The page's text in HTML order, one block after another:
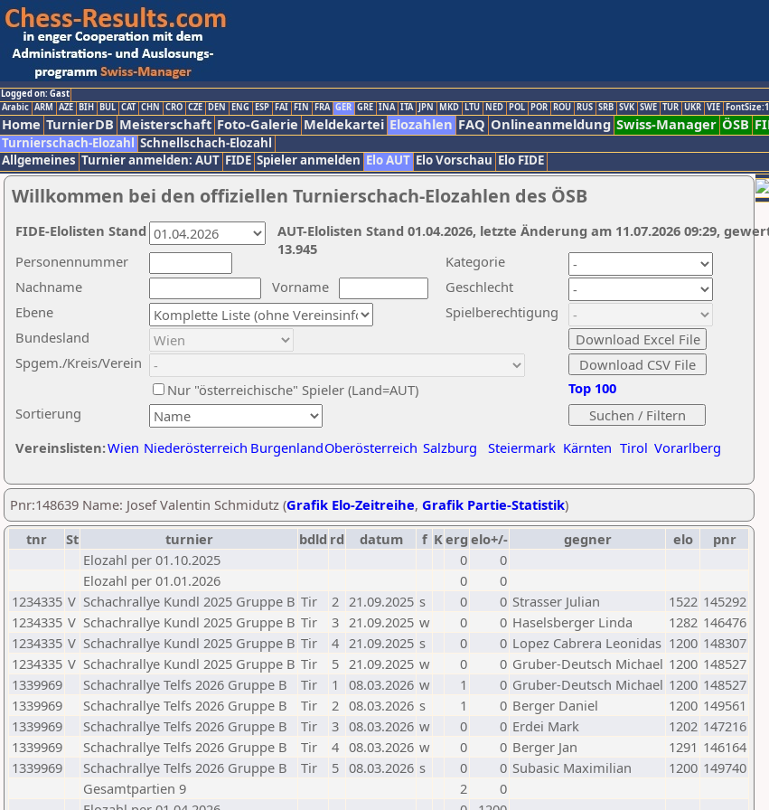
Logged on: Gast
Arabic ARM AZE BIH BUL CAT CHN CRO CZE DEN ENG ESP FAI FIN FRA GER GRE INA ITA JPN MKD LTU NED POL POR ROU RUS SRB SVK SWE TUR UKR VIE
Home TurnierDB Meisterschaft Foto-Galerie Meldekartei Elozahlen FAQ Onlineanmeldung Swiss-Manager ÖSB
Turnierschach-Elozahl Schnellschach-Elozahl
Allgemeines Turnier anmelden: AUT FIDE Spieler anmelden Elo AUT Elo Vorschau Elo FIDE
Willkommen bei den offiziellen Turnierschach-Elozahlen des ÖSB
Nachname
Vorname
Ebene
Kategorie
Sortierung
Personennummer
Bundesland
Spgem./Kreis/Verein
Geschlecht
Nur "österreichische" Spieler (Land=AUT)
Spielberechtigung
Vereinslisten:Wien Niederösterreich BurgenlandOberösterreich Salzburg Steiermark Kärnten Tirol Vorarlberg
Top 100
AUT-Elolisten Stand 01.04.2026, letzte Änderung am 11.07.2026 09:29,
13.945
FIDE-Elolisten Stand
Pnr:148639 Name: Josef Valentin Schmidutz (Grafik Elo-Zeitreihe, Grafik Partie-Statistik)
tnr
St turnier bdld rd datum f Kerg elo+/- gegner elo
pnr
Elozahl per 01.10.2025
0
0
Elozahl per 01.01.2026
0
0
1234335 V Schachrallye Kundl 2025 Gruppe B Tir 2 21.09.2025 s 0 0 Strasser Julian 1522 145292
1234335 V Schachrallye Kundl 2025 Gruppe B Tir 3 21.09.2025 w 0 0 Haselsberger Linda 1282 146476
1234335 V Schachrallye Kundl 2025 Gruppe B Tir 4 21.09.2025 s 0 0 Lopez Cabrera Leonidas 1200 148307
1234335 V Schachrallye Kundl 2025 Gruppe B Tir 5 21.09.2025 w 0 0 Gruber-Deutsch Michael 1200 148527
1339969
Schachrallye Telfs 2026 Gruppe B Tir 1 08.03.2026 w 1 0 Gruber-Deutsch Michael 1200 148527
1339969
Schachrallye Telfs 2026 Gruppe B Tir 2 08.03.2026 s 1 0 Berger Daniel 1200 149561
1339969
Schachrallye Telfs 2026 Gruppe B Tir 3 08.03.2026 w 0 0 Erdei Mark 1202 147216
1339969
Schachrallye Telfs 2026 Gruppe B Tir 4 08.03.2026 w 0 0 Berger Jan 1291 146164
1339969
Schachrallye Telfs 2026 Gruppe B Tir 5 08.03.2026 s 0 0 Subasic Maximilian 1200 149740
Gesamtpartien 9
2
0